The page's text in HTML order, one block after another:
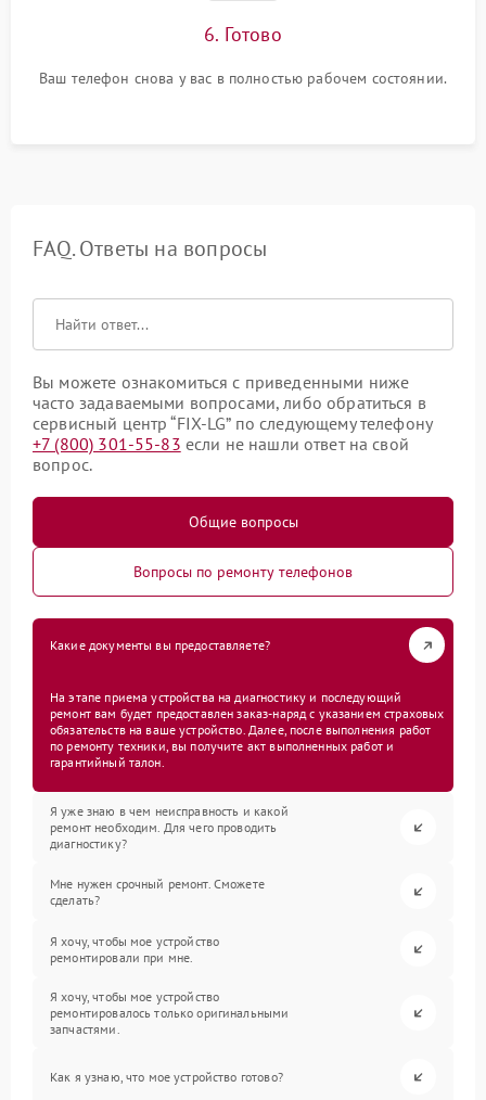
6. Готово
Ваш телефон снова у вас в полностью рабочем состоянии.
FAQ. Ответы на вопросы
Вы можете ознакомиться с приведенными ниже
часто задаваемыми вопросами, либо обратиться в
сервисный центр “FIX-LG” по следующему телефону
+7 (800) 301-55-83 если не нашли ответ на свой
вопрос.
Общие вопросы
Вопросы по ремонту телефонов
Какие документы вы предоставляете?
На этапе приема устройства на диагностику и последующий
ремонт вам будет предоставлен заказ-наряд с указанием страховых
обязательств на ваше устройство. Далее, после выполнения работ
по ремонту техники, вы получите акт выполненных работ и
гарантийный талон.
Я уже знаю в чем неисправность и какой
ремонт необходим. Для чего проводить
диагностику?
Мне нужен срочный ремонт. Сможете
сделать?
Я хочу, чтобы мое устройство
ремонтировали при мне.
Я хочу, чтобы мое устройство
ремонтировалось только оригинальными
запчастями.
Как я узнаю, что мое устройство готово?